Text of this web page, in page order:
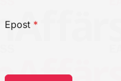
Epost *